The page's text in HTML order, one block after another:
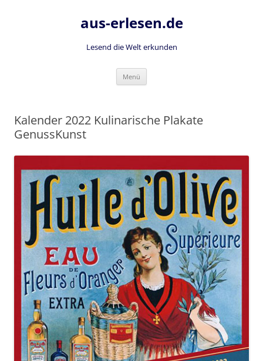
aus-erlesen.de
Lesend die Welt erkunden
Menü
Kalender 2022 Kulinarische Plakate
GenussKunst